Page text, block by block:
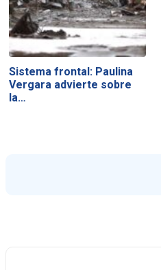
Sistema frontal: Paulina
Vergara advierte sobre
la…